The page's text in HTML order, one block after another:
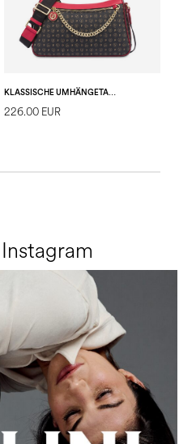
KLASSISCHE UMHÄNGETASCHE AUS PVC MIT HERITAGE-LOGO CLASSIC SCHWARZ/LACK
226.00 EUR